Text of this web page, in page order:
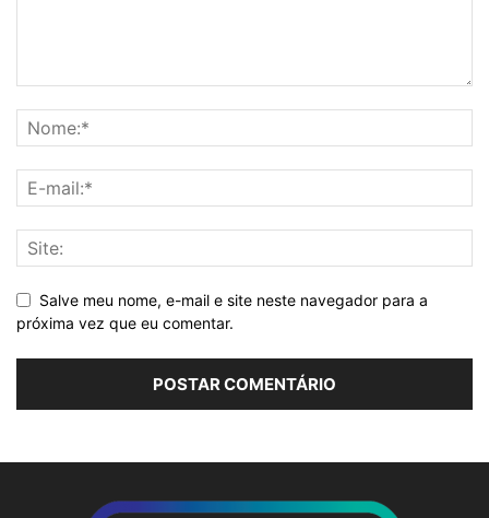
Salve meu nome, e-mail e site neste navegador para a
próxima vez que eu comentar.